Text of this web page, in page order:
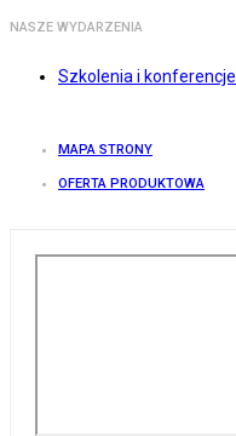
NASZE WYDARZENIA
Szkolenia i konferencje
MAPA STRONY
OFERTA PRODUKTOWA